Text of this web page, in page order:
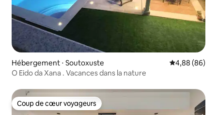
Hébergement ⋅ Soutoxuste Évaluation
4,88 (86)
O Eido da Xana . Vacances dans la nature
Coup de cœur voyageurs
Coup de cœur voyageurs